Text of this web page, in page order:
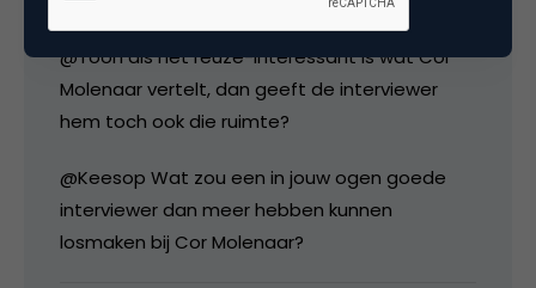
@Toon als het reuze-interessant is wat Cor
Molenaar vertelt, dan geeft de interviewer
hem toch ook die ruimte?
@Keesop Wat zou een in jouw ogen goede
interviewer dan meer hebben kunnen
losmaken bij Cor Molenaar?